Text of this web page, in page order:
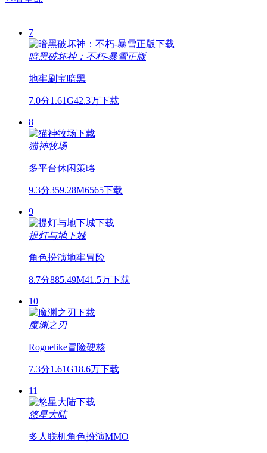
7
暗黑破坏神：不朽-暴雪正版
地牢刷宝暗黑
7.0分1.61G42.3万下载
8
猫神牧场
多平台休闲策略
9.3分359.28M6565下载
9
提灯与地下城
角色扮演地牢冒险
8.7分885.49M41.5万下载
10
魔渊之刃
Roguelike冒险硬核
7.3分1.61G18.6万下载
11
悠星大陆
多人联机角色扮演MMO